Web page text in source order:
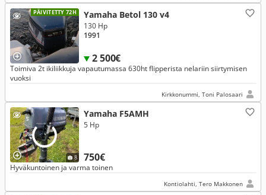
PÄIVITETTY 72H Yamaha Betol 130 v4
2 500€
130 Hp
1991
Toimiva 2t ikiliikkuja vapautumassa 630ht flipperista nelariin siirtymisen
vuoksi
Kirkkonummi, Toni Palosaari
8
Yamaha F5AMH
750€
5 Hp
Hyväkuntoinen ja varma toinen
Kontiolahti, Tero Makkonen